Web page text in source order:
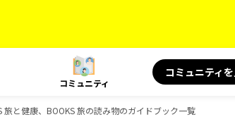
コミュニティ
コミュニティ
と健康、BOOKS 旅の読み物のガイドブック一覧